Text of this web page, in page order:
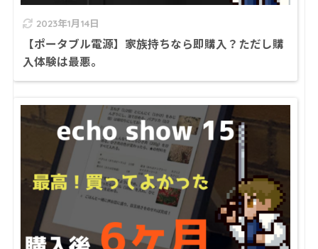
2023年1月14日
【ポータブル電源】家族持ちなら即購入？ただし購
入体験は最悪。